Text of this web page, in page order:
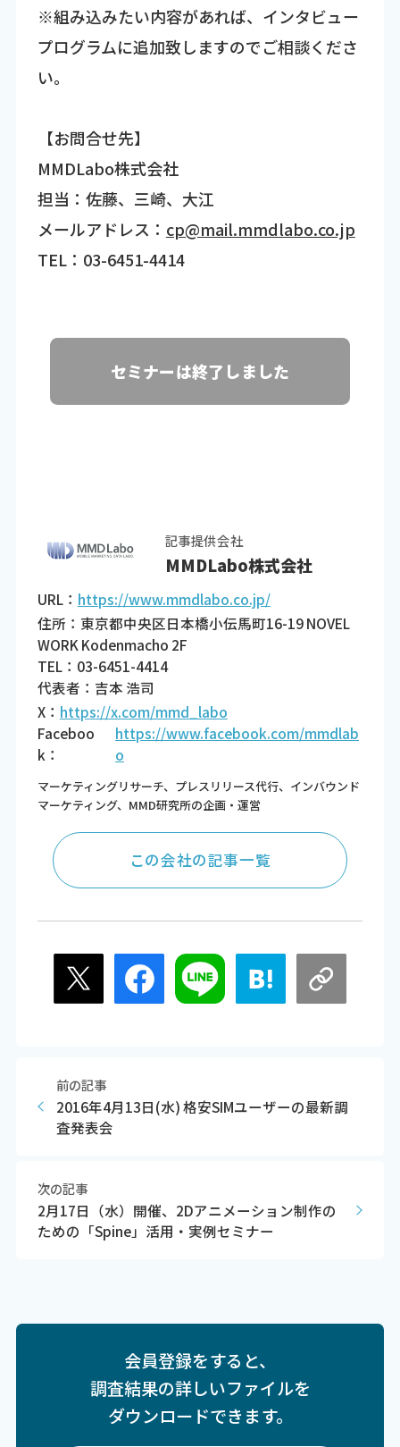
※組み込みたい内容があれば、インタビュー
プログラムに追加致しますのでご相談くださ
い。
【お問合せ先】
MMDLabo株式会社
担当：佐藤、三崎、大江
メールアドレス： cp@mail.mmdlabo.co.jp
TEL：03-6451-4414
セミナーは終了しました
記事提供会社
MMDLabo株式会社
URL： https://www.mmdlabo.co.jp/
住所：東京都中央区日本橋小伝馬町16-19 NOVEL
WORK Kodenmacho 2F
TEL：03-6451-4414
代表者：吉本 浩司
X： https://x.com/mmd_labo
Faceboo
k：
https://www.facebook.com/mmdlab
o
マーケティングリサーチ、プレスリリース代行、インバウンド
マーケティング、MMD研究所の企画・運営
この会社の記事一覧
前の記事
2016年4月13日(水) 格安SIMユーザーの最新調
査発表会
次の記事
2月17日（水）開催、2Dアニメーション制作の
ための「Spine」活用・実例セミナー
会員登録をすると、
調査結果の詳しいファイルを
ダウンロードできます。